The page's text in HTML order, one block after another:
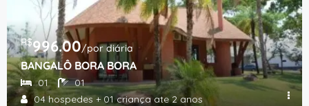
R$996.00/por diária
BANGALÔ BORA BORA
01
01
04 hospedes + 01 criança ate 2 anos